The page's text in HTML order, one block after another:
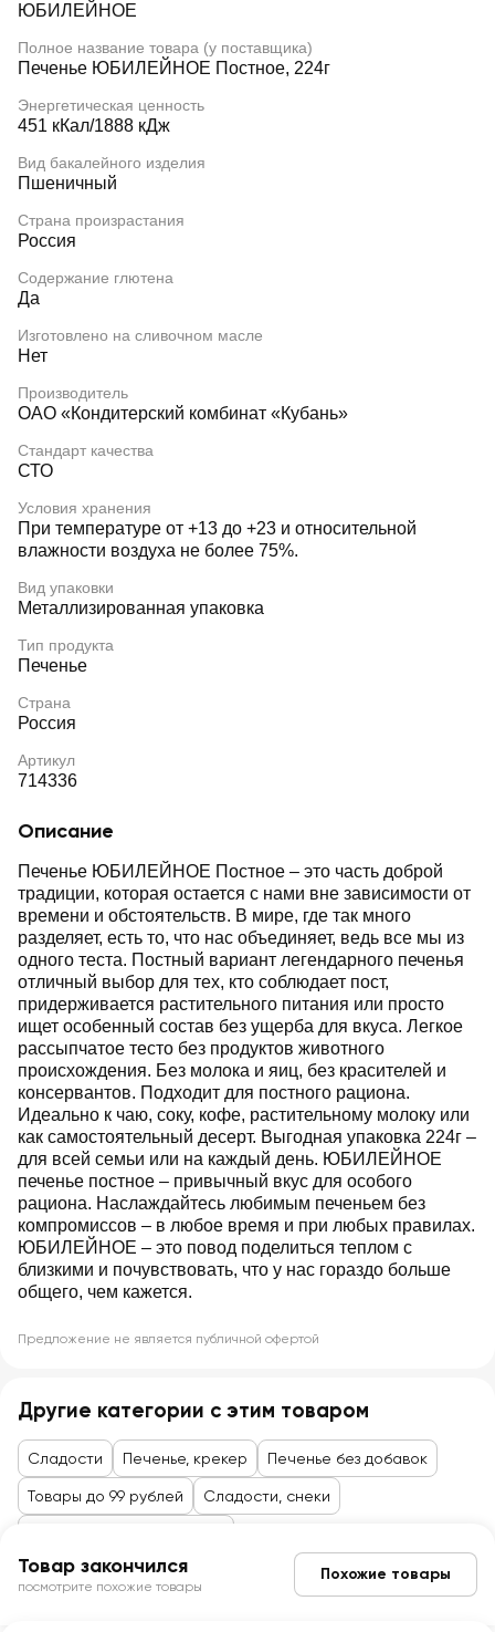
ЮБИЛЕЙНОЕ
Полное название товара (у поставщика)
Печенье ЮБИЛЕЙНОЕ Постное, 224г
Энергетическая ценность
451 кКал/1888 кДж
Вид бакалейного изделия
Пшеничный
Страна произрастания
Россия
Содержание глютена
Да
Изготовлено на сливочном масле
Нет
Производитель
ОАО «Кондитерский комбинат «Кубань»
Стандарт качества
СТО
Условия хранения
При температуре от +13 до +23 и относительной
влажности воздуха не более 75%.
Вид упаковки
Металлизированная упаковка
Тип продукта
Печенье
Страна
Россия
Артикул
714336
Описание
Печенье ЮБИЛЕЙНОЕ Постное – это часть доброй
традиции, которая остается с нами вне зависимости от
времени и обстоятельств. В мире, где так много
разделяет, есть то, что нас объединяет, ведь все мы из
одного теста. Постный вариант легендарного печенья
отличный выбор для тех, кто соблюдает пост,
придерживается растительного питания или просто
ищет особенный состав без ущерба для вкуса. Легкое
рассыпчатое тесто без продуктов животного
происхождения. Без молока и яиц, без красителей и
консервантов. Подходит для постного рациона.
Идеально к чаю, соку, кофе, растительному молоку или
как самостоятельный десерт. Выгодная упаковка 224г –
для всей семьи или на каждый день. ЮБИЛЕЙНОЕ
печенье постное – привычный вкус для особого
рациона. Наслаждайтесь любимым печеньем без
компромиссов – в любое время и при любых правилах.
ЮБИЛЕЙНОЕ – это повод поделиться теплом с
близкими и почувствовать, что у нас гораздо больше
общего, чем кажется.
Предложение не является публичной офертой
Другие категории с этим товаром
Сладости Печенье, крекер Печенье без добавок
Товары до 99 рублей Сладости, снеки
Товар закончился
посмотрите похожие товары
Похожие товары